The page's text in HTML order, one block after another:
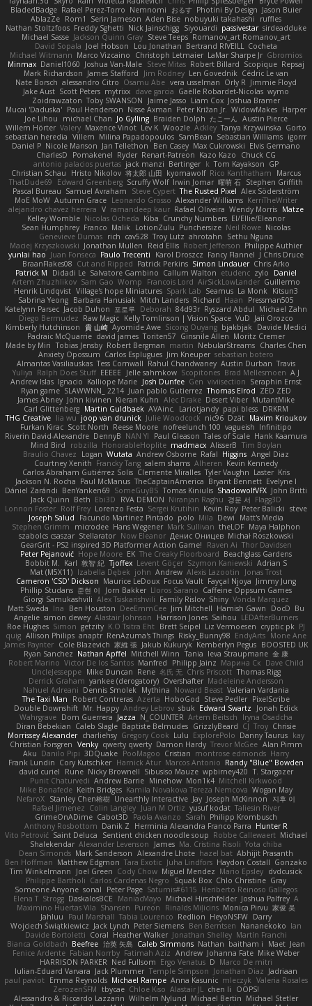
BladedBadge Rafael Perez-Torro Nemnomi おるす Photini By Design Jason Buier
AblazZe Rom1 Serin Jameson Aden Bise nobuyuki takahashi
ruffles
Nathan Stoltzfoos Freddy Sghetti Nick Jainschigg Siyouardi passivestar sirdeadduke
Michael Sasse Jackson Quinn Gray Steve Teeps Romanov_art Romanov_art
David Sopala Joel Hobson Lou Jonathan Bertrand RIVEILL
Cocheta
Michael Witmann Marco Vizcaino Christoph Letmaier LaMar Sharpe Jr Gbromios
Minmax Daniel1060 Joshua Van-Male Steve Mitas Robert Billard Scopique Repsaj
Mark Richardson James Stafford Jim Rodney Len Govednik Cédric Le van
Nate Borsch alessandro Citro Osamu Abe vera usselman Orly R Jimmie Floyd
Jake Aust Scott Peters mytrixx dave garcia Gaëlle Robardet-Nicolas wymo
Zoidrawzaton Toby SWANSON Jaime Jasso Liam Cox Joshua Bramer
Mucai 'Daduska' Paul Henderson Nisse Axman Peter Križan Jr. WidowMakes Harper
Joe Lihou
michael Chan Jo Gylling Braiden Dolph たこーん
Austin Pierce
Willem Hörter Valery Maxence Vinot Lev K Woozle Ackley Tanya Krzywinska Gorto
sebastian heredia Villem Milina Papadopoulos SamBean Sebastian Williams igorrr
Daniel P Nicole Manson Jan Tellethon Ben Casey Max Cukrowski Elvis Germano
CharlesD
Pomakenel Ryder Renart-Patreon Kazo Kazo
Chuck CG
antonio palacios puertas jack manzi Bertinger k Tom Kayakson GP
Christian Schau
Hristo Nikolov 将太郎 山田 kyomawolf Rico Kanthatham
Marcus
ThatDude69
Edward Greenberg Scruffy Wolf Irwin Jomar 曜萌 石 Stephen Griffith
Pascal Bureau Samuel Avraham Steve Cypert The Rusted Pixel Alex Söderström
MoE MoW Autumn Grace Leonardo Grosso Alexander Williams KerriTheWriter
alejandro chavez herrera V ramandeep kaur Rafael Oliveira Wendy Morris Matze
Kelley Womble Nicolas Ocheda Kiba Crunchy Numbers El/Ellie/Eleanor
Sean Humphrey Franco Malik LotionZulu Punchersize Neil Rowe Nicolas
Genevieve Dumas rich cav528 Troy Lutz ahrotahn
Sethu Nguna
Maciej Krzyszkowski Jonathan Mullen Reid Ellis Robert Jefferson Philippe Authier
yunlai hao Juan Fonseca Paulo Trecenti Karol Droszcz Fancy Flannel J Chris Druce
BraanFlakes08 Cut and Ripped Patrick Perkins Simon Lindauer Chris Arko
Patrick M
Didadi Le Salvatore Gambino Callum Walton etudenc zylo
Daniel
Artem Zhuzhlikov Sam Gao Womp Francois Lord AirSickLowLander Guillermo
Henrik Lindqvist Village's hope Miniatures Spark Lab Seamus La Monk
Kitsun3
Sabrina Yeong Barbara Hanusiak Mitch Landers Richard Haan
Pressman505
Katelynn Parsec Jacob Duhon 포로루 Deborah 84d93r Ryszard Abdul Michael Zahn
Diego Bermudez Raw Magic Kelly Tomlinson | Vision Space VuD Jaii Orozco
Kimberly Hutchinson 貴 山崎 Ayomide Awe Sicong Ouyang bjakbjak
Davide Medici
Padraic McQuarrie david james Toriten57 Ginsnile Allen Moritz Cremer
Made by Miri Tobias Jensby Robert Bergman martin NebularStreams Charles Chen
Anxiety Opossum Carlos Esplugues Jim Kneuper sebastian botero
Almantas Vasiliauskas Tess Cornwall Rahul Chandwaney Austin Durban Travis
Yuliya Ralph Does Stuff EEEEE Jelle sahmkow Scopitones Brad Mellesmoen A J
Andrew Islas Ignacio Kalliope Marie Josh Dunfee Gen viviisection Seraphin Ernst
Ryan game SLAWWNN_ 2214 Juan pablo Gutierrez Thomas Elrod ZED ZED
James Abney John kivinen Kieran Kuhn Alec Drake Desert Viber MutantMike
Carl Glittenberg Martin Guldbaek AVAinc. Lariotjandy papi bless DRKRM
THG Creative lia wu joop van drunick Julie Woodcock nic96 Dzät Maxim Krioukov
Furkan Kirac Scott North Reese Moore nofreelunch 100 vagueish Infinitipo
Riverin David-Alexandre DennyB NAN YI Paul Gleason Tales of Scale Hank Kaamura
Mind Bird
robzilla HonorableHoplite madmacx AlisserB Tim Boylan
Braulio Chavez
Logan Wutata Andrew Osborne Rafal Higgins Angel Diaz
Courtney Xenith Francky Tang salem shams Alheren Kevin Kennedy
Carlos Abraham Gutiérrez Solis Clemente Miralles Tyler Vaughn Laster Kris
Jackson N. Rocha Paul McManus TheCaptainAmerica Bryant Bennett Evelyne I
Dániel Zarándi BenYanken69 SomeGuyBS Tomas Kiniulis ShadowolfVFX John Britti
Jack Quinn Beth Ebi3D RVA DEMON Niranjan Raghu 경문 서 Flagg3D
Lonnon Foster Rolf Frey Lorenzo Festa Sergei Krutihin Kevin Roy Peter Balicki steve
Joseph Salud
Facundo Martinez Pintado polo Mila Dewi
Matt's Media
Stephen Grimm
microdee Hans Wegener Mark Sullivan theLOF Maya Halphon
szabolcs csaszar Stellarator Now Eleanor Денис Оницев Michał Roszkowski
GearGrit - PS2 inspired 3D Platformer Action Game!
Raven Ai Thor Davidsen
Peter Pejanović Hope Moore EK The Creaky Floorboard Beachglass Gardens
Bobbit M.
Karl 敦智 紀 Tjoffex Levent Göçer Szymon Kaniewski Adrian S
Mat (M5X11) Izabella Dębek john Andrew Alexis Lazootin
Jonas Trost
Cameron 'CSD' Dickson Maurice LeDoux Focus Vault Fayçal Njoya Jimmy Jung
Phillip Studans 준현 이 Jorn Bakker Lloros Sarano Caffeine Oppsum Games
Giorgi Samukashvili Alex Tsiskarishvili Family Rislov Shiny Vonda Marquez
Matt Sweda Ina Ben Houston DeeEmmCee Jim Mitchell Hamish Gawn DocD Bu
Angelie simon dewey Alastair Johnson Harrison Jones Saihou LEDAfterBurners
Roe Hughes Simon getzity K.O Tsitra Eht Brett Seipel Liz Vermoesen cryptic pk PJ
quig Allison Philips anaptr RenAzuma's Things Risky_Bunny98 EndyArts Mone Ane
James Paynter Cole Blazevich 家維 張 Jakub Kukuryk Kemberlyn Pegus BOOSTED UK
Ryan Sanchez Nathan Apffel Mitchell Winn Tania Ieva Straupmane 金 康
Robert Marino Victor De los Santos Manfred Philipp Jainz Марина Ск Dave Child
UncleJesseppe Mike Duncan Rene 名氏 无 Chris Priscott Thomas Rigg
Derrick Graham yankee (derogatory) Overshafter Madeleine Andersson
Nahuel Adreani Dennis Smolek Mythina Noward Beast Valerian Vardania
The Taxi Man
Robert Contreras Azerta HoboGod Steve Pedler PixelScribe
Double Downshift Mr. Happy Andrey Lebrov sbuk Edward Swartz
Jonah Edick
Wahrgrave Dom Guerrera Jazza N_COUNTER Artem Beitsch
Iryna Osadcha
Diran Bebekian Caleb Slagle Baptiste Belmudes GrizzlyBeard CJ Troy Chrisie
Morrissey Alexander charliehsy Gregory Cook Lulu ExplorePolo Danny Taurus kay
Christian Forsgren Venky qwerty qwerty Damon Hardy Trevor McGee Alan Pimm
Aku Danilo Pipi 3DQuake PooMagoo Cristian montrose edmonds Harry
Frank Lundin Cory Kutschker Harnick Atur Marcos Antonio Randy "Blue" Bowden
david curiel
Rune Nicky Brownell Sibusiso Mauze wpbirney420 T. Stargazer
Punit Chaturvedi Andrew Barrie Minehow Mon1k4 Mitchell Kirkwood
Mike Bonafede Keith Bridges Kamila Novakova Tereza Nemcova Wogan May
NefaroX Stanley Chen榕樹 Unearthly Interactive Jay Joseph McKinnon
지후 이
Rafael Jimenez Colin Langley Juan M Ortiz yusuf kodat Taliesin River
GrimeOnADime Cabot3D Paola Avanzo Sarah Philipp Krombusch
Anthony Rosbottom Danik Z Herminia Alexandra Franco Parra Hunter R
Vito Petrović Saint Deluca Sentient chicken noodle soup Robbe Callewaert Michael
Shalekendar Alexander Levenson James Ma. Cristina Risoli Yota chiba
Dean Simonds Mark Sanderson Alexandre Lhote hazel bat Abhijit Prasanth
Ben Hoffman Matthew Edgmon Tara Exotic Juha Lindfors Haydon Costall Gonzako
Tim Winkelmann
Joel Green Cody Chow Miguel Mendez Mario Epsley dvdcusick
Philippe Bartholi Carlos Cardenas Negro Squak Box Chlo Christine Gray
Someone Anyone sonal Peter Page Saturnis#6115 Heriberto Reinoso Gallegos
Elena T Strogg DaskalosBCE ManiacMayo Michael Hirschfelder Joshua Palfrey A
Maximino Huertas Vila Shansen Pureon Rinalds Miļicins Monica Pirvu 家俊 吴
Jahluu
Paul Marshall Tabia Lourenco Redlion HeyoNSFW Darry
Wojciech Świątkiewicz Jack Lynch Peter Siemens Ben Berntsen Nananekoko Ian
Davide Bortoletti Coral Heather Walker Jonathan Shelley Martín Franchi
Bianca Goldbach Beefree 治英 矢島 Caleb Simmons Nathan baitham i Maet Jean
Fenice Ardente Fabian Norrby Fatimah Aziz Andrew Johanna Fate Mike Weber
HARRISON PARKER Ned Fullsom Ergo Venatus D Marco De mitri
Iulian-Eduard Varvara Jack Plummer Temple Simpson Jonathan Diaz Jadriaan
paul paviot Emma Reynolds Michael Rampe Anna Kasunic mleczyk Valeria Rosales
ZerozenSFM tbycae Chloe Kiso Alastair JL chen li
OOPS!
Alessandro & Riccardo Lazzarin Wilhelm Nylund Michael Bertin Michael Stetler